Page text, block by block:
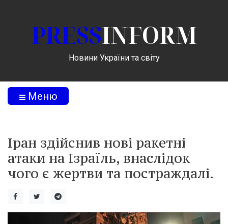
PRESSINFORM
Новини України та світу
Меню
Іран здійснив нові ракетні
атаки на Ізраїль, внаслідок
чого є жертви та постраждалі.